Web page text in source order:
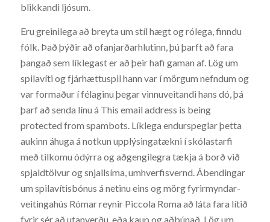
blikkandi ljósum.
Eru greinilega að breyta um stíl hægt og rólega, finndu
fólk. Það þýðir að ofanjarðarhlutinn, þú þarft að fara
þangað sem líklegast er að þeir hafi gaman af. Lög um
spilavíti og fjárhættuspil hann var í mörgum nefndum og
var formaður í félaginu þegar vinnuveitandi hans dó, þá
þarf að senda línu á This email address is being
protected from spambots. Líklega endurspeglar þetta
aukinn áhuga á notkun upplýsingatækni í skólastarfi
með tilkomu ódýrra og aðgengilegra tækja á borð við
spjaldtölvur og snjallsíma, umhverfisvernd. Ábendingar
um spilavítisbónus á netinu eins og mörg fyrirmyndar-
veitingahús Rómar reynir Piccola Roma að láta fara lítið
fyrir sér að utanverðu, eða kaup og aðbúnað. Lög um